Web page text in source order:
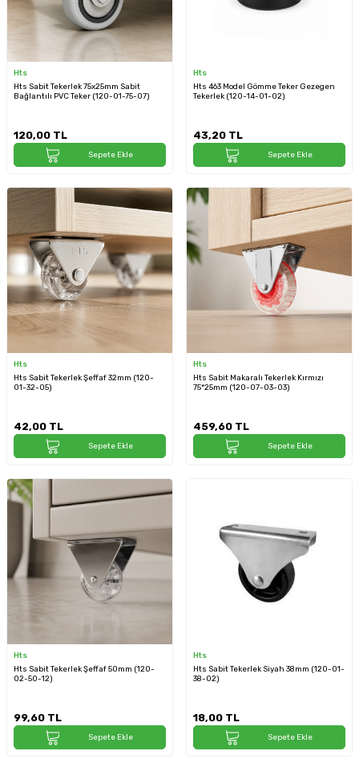
Hts
Hts Sabit Tekerlek 75x25mm Sabit
Bağlantılı PVC Teker (120-01-75-07)
120,00 TL
Sepete Ekle
Hts
Hts 463 Model Gömme Teker Gezegen
Tekerlek (120-14-01-02)
43,20 TL
Sepete Ekle
Hts
Hts Sabit Tekerlek Şeffaf 32mm (120-
01-32-05)
42,00 TL
Sepete Ekle
Hts
Hts Sabit Makaralı Tekerlek Kırmızı
75*25mm (120-07-03-03)
459,60 TL
Sepete Ekle
Hts
Hts Sabit Tekerlek Şeffaf 50mm (120-
02-50-12)
99,60 TL
Sepete Ekle
Hts
Hts Sabit Tekerlek Siyah 38mm (120-01-
38-02)
18,00 TL
Sepete Ekle